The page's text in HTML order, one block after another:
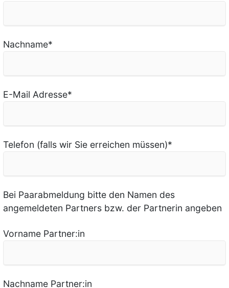
Nachname*
E-Mail Adresse*
Telefon (falls wir Sie erreichen müssen)*
Bei Paarabmeldung bitte den Namen des
angemeldeten Partners bzw. der Partnerin angeben
Vorname Partner:in
Nachname Partner:in